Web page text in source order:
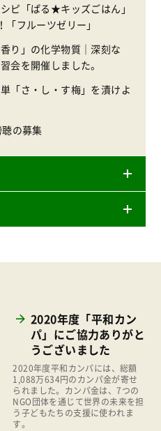
ピ「ぱる★キッズごはん」
フルーツゼリー」
り」の化学物質｜深刻な
会を開催しました。
「さ・し・す梅」を漬けよ
聴の募集
2020年度「平和カン
パ」にご協力ありがと
うございました
2020年度平和カンパには、総額
1,088万634円のカンパ金が寄せ
られました。カンパ金は、7つの
NGO団体を通じて世界の未来を担
う子どもたちの支援に使われま
す。